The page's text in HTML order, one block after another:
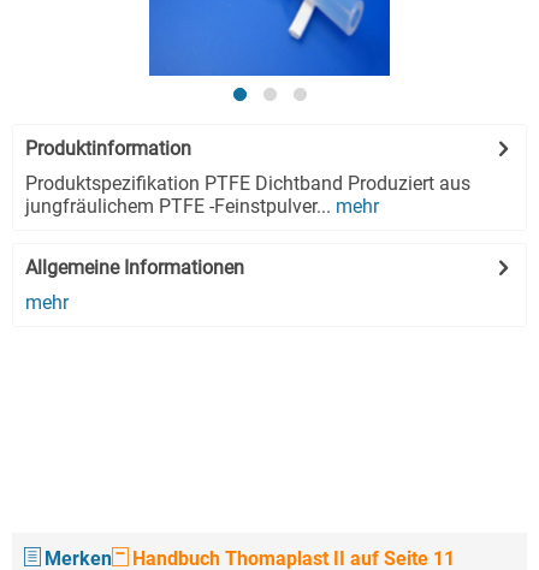
Produktinformation
Produktspezifikation PTFE Dichtband Produziert aus
jungfräulichem PTFE -Feinstpulver... mehr
Allgemeine Informationen
mehr
Merken Handbuch Thomaplast II auf Seite 11